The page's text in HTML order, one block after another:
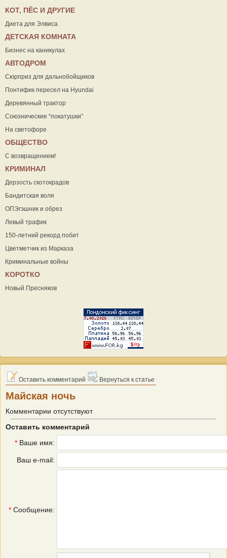
КОТ, ПЁС И ДРУГИЕ
Диета для Элвиса
ДЕТСКАЯ КОМНАТА
Бизнес на каникулах
АВТОДРОМ
Сюрприз для дальнобойщиков
Понтифик пересел на Hyundai
Деревянный трактор
Союзнические “покатушки”
На светофоре
ОБЩЕСТВО
С возвращением!
КРИМИНАЛ
Дерзость скотокрадов
Бандитская воля
ОПЭгэшник и обрез
Левый трафик
150-летний рекорд побит
Цветметчик из Марказа
Криминальные войны
КОРОТКО
Новый Пресняков
Оставить комментарий Вернуться к статье
Майская ночь
Комментарии отсутствуют
Оставить комментарий
* Ваше имя:
Ваш e-mail:
* Сообщение: